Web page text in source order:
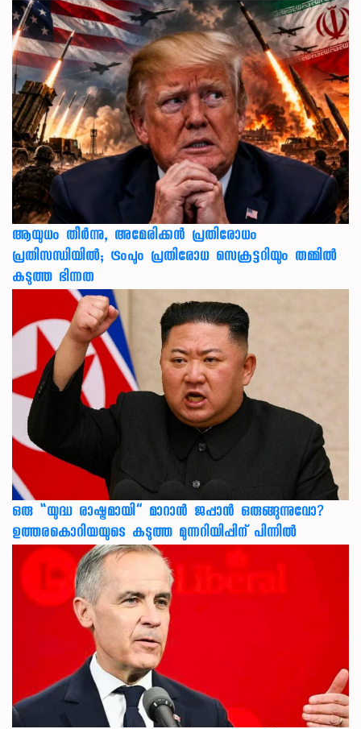
ആയുധം തീർന്നു, അമേരിക്കൻ പ്രതിരോധം
പ്രതിസന്ധിയിൽ; ട്രംപും പ്രതിരോധ സെക്രട്ടറിയും തമ്മിൽ
കടുത്ത ഭിന്നത
ഒരു “യുദ്ധ രാഷ്ട്രമായി” മാറാൻ ജപ്പാൻ ഒരുങ്ങുന്നുവോ?
ഉത്തരകൊറിയയുടെ കടുത്ത മുന്നറിയിപ്പിന് പിന്നിൽ